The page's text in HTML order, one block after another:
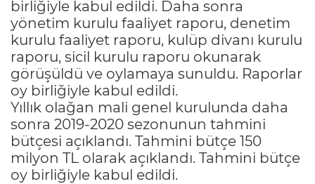
birliğiyle kabul edildi. Daha sonra
yönetim kurulu faaliyet raporu, denetim
kurulu faaliyet raporu, kulüp divanı kurulu
raporu, sicil kurulu raporu okunarak
görüşüldü ve oylamaya sunuldu. Raporlar
oy birliğiyle kabul edildi.
Yıllık olağan mali genel kurulunda daha
sonra 2019-2020 sezonunun tahmini
bütçesi açıklandı. Tahmini bütçe 150
milyon TL olarak açıklandı. Tahmini bütçe
oy birliğiyle kabul edildi.